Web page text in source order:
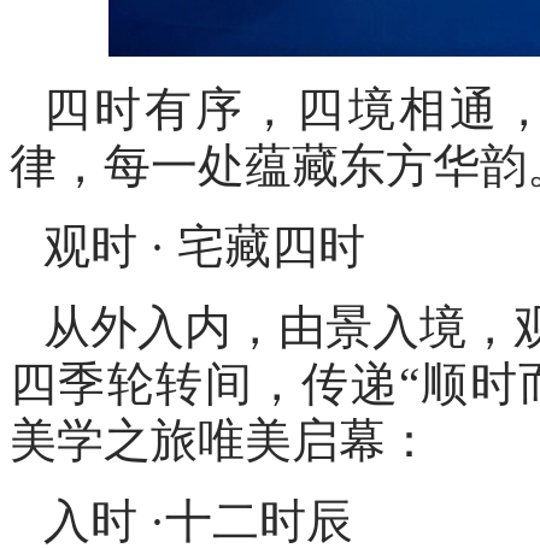
四时有序，四境相通
律，每一处蕴藏东方华韵
观时 · 宅藏四时
从外入内，由景入境，
四季轮转间，传递“顺
美学之旅唯美启幕：
入时 ·十二时辰